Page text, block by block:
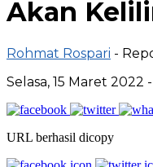
Akan
Rohmat Rospari -
Selasa, 15 Maret 2022
URL berhasil dicopy